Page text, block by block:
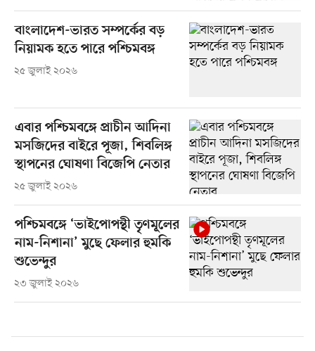
বাংলাদেশ-ভারত সম্পর্কের বড়
নিয়ামক হতে পারে পশ্চিমবঙ্গ
২৫ জুলাই ২০২৬
এবার পশ্চিমবঙ্গে প্রাচীন আদিনা
মসজিদের বাইরে পূজা, শিবলিঙ্গ
স্থাপনের ঘোষণা বিজেপি নেতার
২৫ জুলাই ২০২৬
পশ্চিমবঙ্গে ‘ভাইপোপন্থী তৃণমূলের
নাম-নিশানা’ মুছে ফেলার হুমকি
শুভেন্দুর
২৩ জুলাই ২০২৬